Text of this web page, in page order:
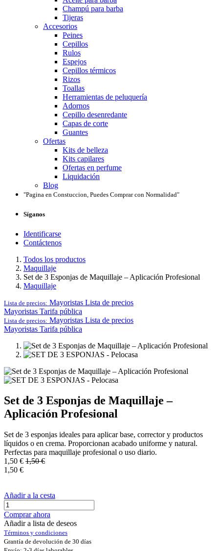
Champú para barba
Tijeras
Accesorios
Peines
Cepillos
Rulos
Espejos
Cepillos térmicos
Rizos
Toallas
Herramientas de peluquería
Adornos
Cepillo desenredante
Capas de corte
Guantes
Ofertas
Kits de belleza
Kits capilares
Ofertas en perfume
Liquidación
Blog
"Pagina en Constuccion, Puedes Comprar con Normalidad"
Síganos
Identificarse
Contáctenos
Todos los productos
Maquillaje
Set de 3 Esponjas de Maquillaje – Aplicación Profesional
Maquillaje
Lista de precios: Mayoristas Lista de precios
Mayoristas Tarifa pública
Lista de precios: Mayoristas Lista de precios
Mayoristas Tarifa pública
Set de 3 Esponjas de Maquillaje –
Aplicación Profesional
Set de 3 esponjas ideales para aplicar base, corrector y productos
líquidos o en crema. Proporcionan acabado uniforme y natural.
Perfectas para maquillaje profesional o uso diario.
1,50 € 1,50€
1,50 €
Añadir a la cesta
Comprar ahora
Añadir a lista de deseos
Términos y condiciones
Grantía de devolución de 30 días